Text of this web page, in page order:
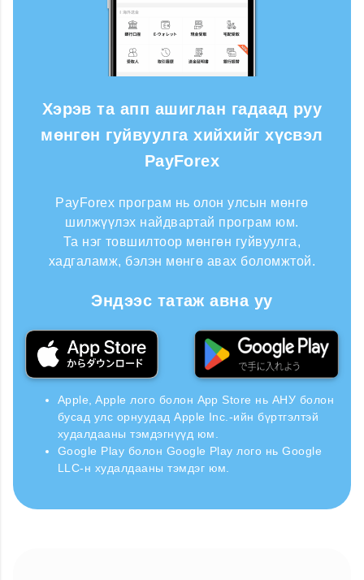
Хэрэв та апп ашиглан гадаад руу
мөнгөн гуйвуулга хийхийг хүсвэл
PayForex
PayForex програм нь олон улсын мөнгө
шилжүүлэх найдвартай програм юм.
Та нэг товшилтоор мөнгөн гуйвуулга,
хадгаламж, бэлэн мөнгө авах боломжтой.
Эндээс татаж авна уу
Apple, Apple лого болон App Store нь АНУ болон
бусад улс орнуудад Apple Inc.-ийн бүртгэлтэй
худалдааны тэмдэгнүүд юм.
Google Play болон Google Play лого нь Google
LLC-н худалдааны тэмдэг юм.